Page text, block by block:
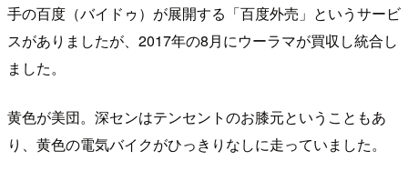
手の百度（バイドゥ）が展開する「百度外売」というサービ
スがありましたが、2017年の8月にウーラマが買収し統合し
ました。
黄色が美団。深センはテンセントのお膝元ということもあ
り、黄色の電気バイクがひっきりなしに走っていました。